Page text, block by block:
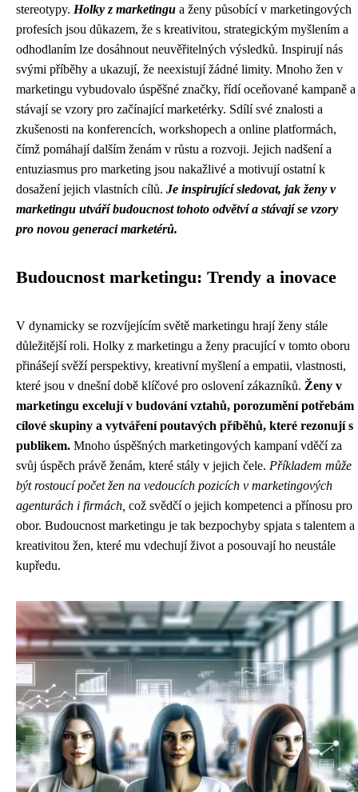
stereotypy. Holky z marketingu a ženy působící v marketingových
profesích jsou důkazem, že s kreativitou, strategickým myšlením a
odhodlaním lze dosáhnout neuvěřitelných výsledků. Inspirují nás
svými příběhy a ukazují, že neexistují žádné limity. Mnoho žen v
marketingu vybudovalo úspěšné značky, řídí oceňované kampaně a
stávají se vzory pro začínající marketérky. Sdílí své znalosti a
zkušenosti na konferencích, workshopech a online platformách,
čímž pomáhají dalším ženám v růstu a rozvoji. Jejich nadšení a
entuziasmus pro marketing jsou nakažlivé a motivují ostatní k
dosažení jejich vlastních cílů. Je inspirující sledovat, jak ženy v
marketingu utváří budoucnost tohoto odvětví a stávají se vzory
pro novou generaci marketérů.
Budoucnost marketingu: Trendy a inovace
V dynamicky se rozvíjejícím světě marketingu hrají ženy stále
důležitější roli. Holky z marketingu a ženy pracující v tomto oboru
přinášejí svěží perspektivy, kreativní myšlení a empatii, vlastnosti,
které jsou v dnešní době klíčové pro oslovení zákazníků. Ženy v
marketingu excelují v budování vztahů, porozumění potřebám
cílové skupiny a vytváření poutavých příběhů, které rezonují s
publikem. Mnoho úspěšných marketingových kampaní vděčí za
svůj úspěch právě ženám, které stály v jejich čele. Příkladem může
být rostoucí počet žen na vedoucích pozicích v marketingových
agenturách i firmách, což svědčí o jejich kompetenci a přínosu pro
obor. Budoucnost marketingu je tak bezpochyby spjata s talentem a
kreativitou žen, které mu vdechují život a posouvají ho neustále
kupředu.